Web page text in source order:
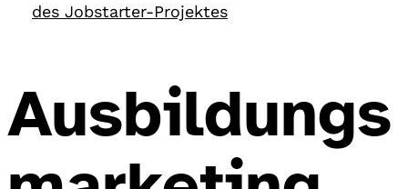
des Jobstarter-Projektes
Ausbildungs